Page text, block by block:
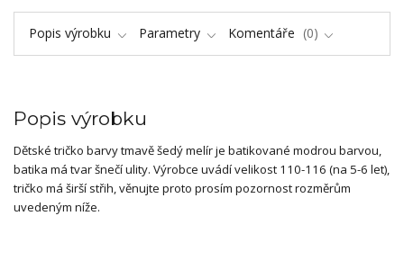
Popis výrobku Parametry Komentáře 0
Popis výrobku
Dětské tričko barvy tmavě šedý melír je batikované modrou barvou,
batika má tvar šnečí ulity. Výrobce uvádí velikost 110-116 (na 5-6 let),
tričko má širší střih, věnujte proto prosím pozornost rozměrům
uvedeným níže.